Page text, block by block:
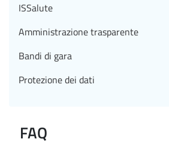
FAQ
ISSalute
Amministrazione trasparente
Bandi di gara
Protezione dei dati